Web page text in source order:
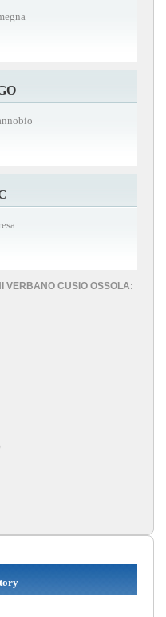
VERBANO CUSIO OSSOLA: